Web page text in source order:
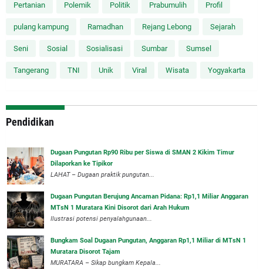
Pertanian Polemik Politik Prabumulih Profil
pulang kampung Ramadhan Rejang Lebong Sejarah
Seni Sosial Sosialisasi Sumbar Sumsel
Tangerang TNI Unik Viral Wisata Yogyakarta
Pendidikan
Dugaan Pungutan Rp90 Ribu per Siswa di SMAN 2 Kikim Timur
Dilaporkan ke Tipikor
LAHAT – Dugaan praktik pungutan...
Dugaan Pungutan Berujung Ancaman Pidana: Rp1,1 Miliar Anggaran
MTsN 1 Muratara Kini Disorot dari Arah Hukum
Ilustrasi potensi penyalahgunaan...
Bungkam Soal Dugaan Pungutan, Anggaran Rp1,1 Miliar di MTsN 1
Muratara Disorot Tajam
‎MURATARA – Sikap bungkam Kepala...